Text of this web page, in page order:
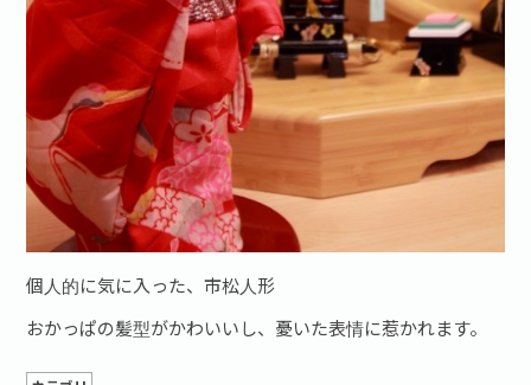
個人的に気に入った、市松人形
おかっぱの髪型がかわいいし、憂いた表情に惹かれます。